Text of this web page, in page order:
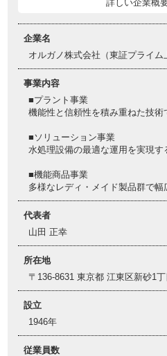
詳しい企業概
企業名
オルガノ株式会社（東証プライム
事業内容
■プラント事業
機能性と信頼性を積み重ねた技
■ソリューション事業
水処理設備の最適な運用を実現
■機能商品事業
多様なレディ・メイド製品群で
代表者
山田 正幸
所在地
〒136-8631 東京都 江東区新砂1
設立
1946年
従業員数